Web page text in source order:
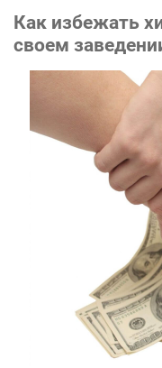
Как избежать
своем